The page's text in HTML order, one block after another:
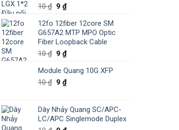
10₫ 9 ₫
12fo 12fiber 12core SM
G657A2 MTP MPO Optic
Fiber Loopback Cable
10₫ 9 ₫
Module Quang 10G XFP
10₫ 9 ₫
Dây Nhảy Quang SC/APC-
LC/APC Singlemode Duplex